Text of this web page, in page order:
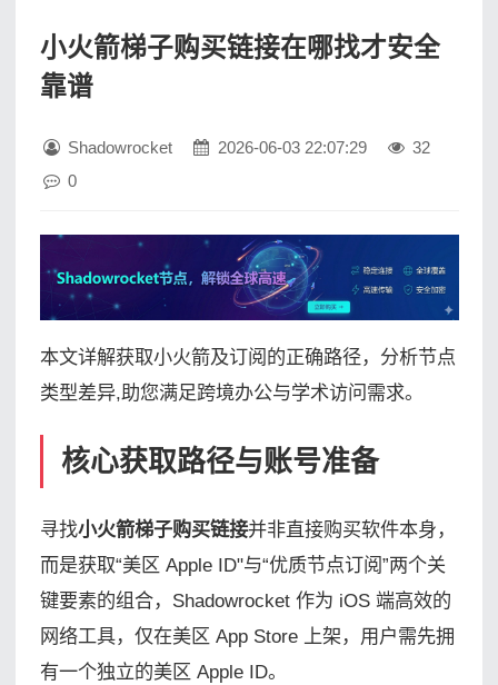
小火箭梯子购买链接在哪找才安全
靠谱
Shadowrocket 2026-06-03 22:07:29
32
0
本文详解获取小火箭及订阅的正确路径，分析节点
类型差异,助您满足跨境办公与学术访问需求。
核心获取路径与账号准备
寻找小火箭梯子购买链接并非直接购买软件本身，
而是获取“美区 Apple ID"与“优质节点订阅”两个关
键要素的组合，Shadowrocket 作为 iOS 端高效的
网络工具，仅在美区 App Store 上架，用户需先拥
有一个独立的美区 Apple ID。